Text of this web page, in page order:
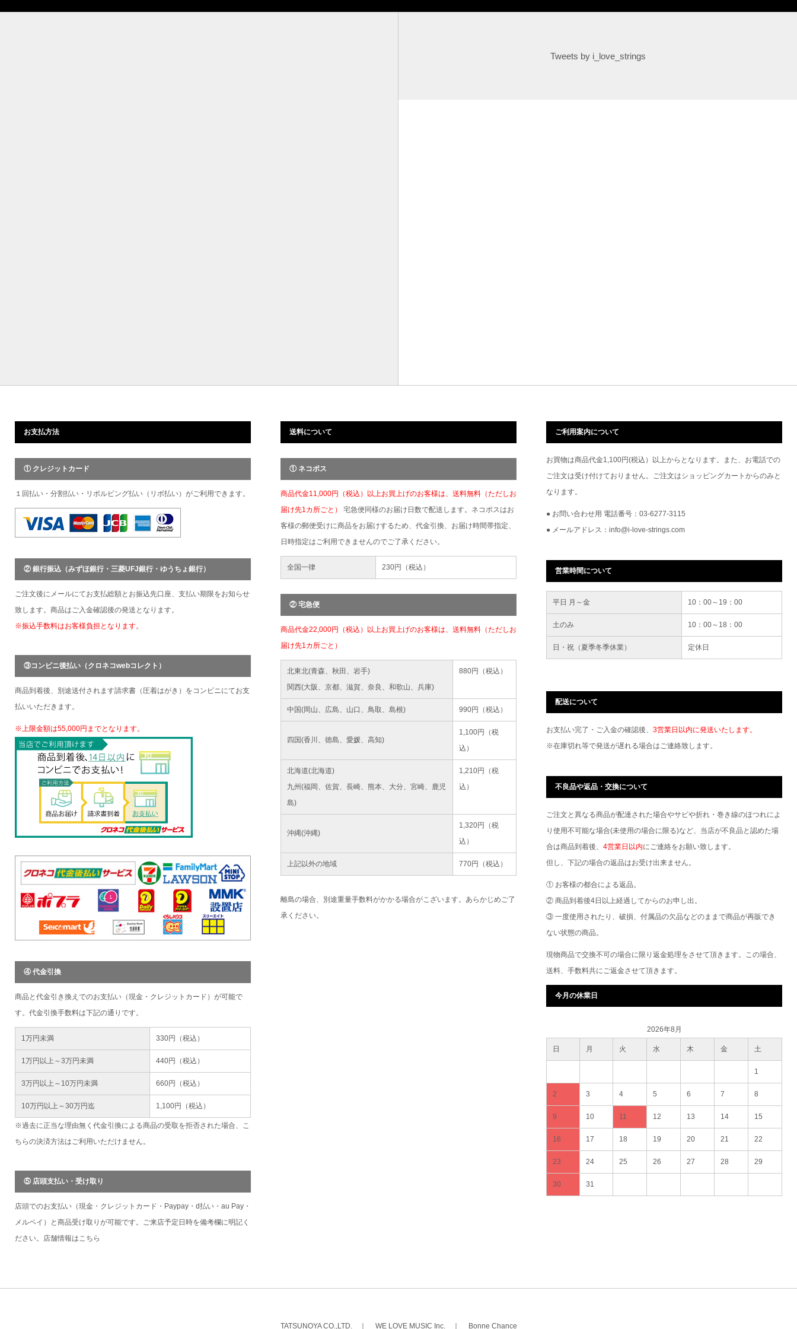
Tweets by i_love_strings
お支払方法
① クレジットカード
１回払い・分割払い・リボルビング払い（リボ払い）がご利用できます。
② 銀行振込（みずほ銀行・三菱UFJ銀行・ゆうちょ銀行）
ご注文後にメールにてお支払総額とお振込先口座、支払い期限をお知らせ
致します。商品はご入金確認後の発送となります。
※振込手数料はお客様負担となります。
③コンビニ後払い（クロネコwebコレクト）
商品到着後、別途送付されます請求書（圧着はがき）をコンビニにてお支
払いいただきます。
※上限金額は55,000円までとなります。
④ 代金引換
商品と代金引き換えでのお支払い（現金・クレジットカード）が可能で
す。代金引換手数料は下記の通りです。
1万円未満 330円（税込）
1万円以上～3万円未満 440円（税込）
3万円以上～10万円未満 660円（税込）
10万円以上～30万円迄 1,100円（税込）
※過去に正当な理由無く代金引換による商品の受取を拒否された場合、こ
ちらの決済方法はご利用いただけません。
⑤ 店頭支払い・受け取り
店頭でのお支払い（現金・クレジットカード・Paypay・d払い・au Pay・
メルペイ）と商品受け取りが可能です。ご来店予定日時を備考欄に明記く
ださい。店舗情報は こちら
送料について
① ネコポス
商品代金11,000円（税込）以上お買上げのお客様は、送料無料（ただしお
届け先1カ所ごと） 宅急便同様のお届け日数で配送します。ネコポスはお
客様の郵便受けに商品をお届けするため、代金引換、お届け時間帯指定、
日時指定はご利用できませんのでご了承ください。
全国一律 230円（税込）
② 宅急便
商品代金22,000円（税込）以上お買上げのお客様は、送料無料（ただしお
届け先1カ所ごと）
北東北(青森、秋田、岩手)
関西(大阪、京都、滋賀、奈良、和歌山、兵庫)
880円（税込）
中国(岡山、広島、山口、鳥取、島根) 990円（税込）
四国(香川、徳島、愛媛、高知)
1,100円（税
込）
北海道(北海道)
九州(福岡、佐賀、長崎、熊本、大分、宮崎、鹿児
島)
1,210円（税
込）
沖縄(沖縄)
1,320円（税
込）
上記以外の地域 770円（税込）
離島の場合、別途重量手数料がかかる場合がこざいます。あらかじめご了
承ください。
ご利用案内について
お買物は商品代金1,100円(税込）以上からとなります。また、お電話での
ご注文は受け付けておりません。ご注文はショッピングカートからのみと
なります。
● お問い合わせ用 電話番号：03-6277-3115
● メールアドレス：info@i-love-strings.com
営業時間について
平日 月～金 10：00～19：00
土のみ 10：00～18：00
日・祝（夏季冬季休業） 定休日
配送について
お支払い完了・ご入金の確認後、 3営業日以内に発送いたします。
※在庫切れ等で発送が遅れる場合はご連絡致します。
不良品や返品・交換について
ご注文と異なる商品が配達された場合やサビや折れ・巻き線のほつれによ
り使用不可能な場合(未使用の場合に限る)など、当店が不良品と認めた場
合は商品到着後、 4営業日以内にご連絡をお願い致します。
但し、下記の場合の返品はお受け出来ません。
① お客様の都合による返品。
② 商品到着後4日以上経過してからのお申し出。
③ 一度使用されたり、破損、付属品の欠品などのままで商品が再販でき
ない状態の商品。
現物商品で交換不可の場合に限り返金処理をさせて頂きます。この場合、
送料、手数料共にご返金させて頂きます。
今月の休業日
2026年8月
日 月 火 水 木 金 土
1
2 3 4 5 6 7 8
9 10 11 12 13 14 15
16 17 18 19 20 21 22
23 24 25 26 27 28 29
30 31
TATSUNOYA CO.,LTD. ｜ WE LOVE MUSIC Inc. ｜ Bonne Chance